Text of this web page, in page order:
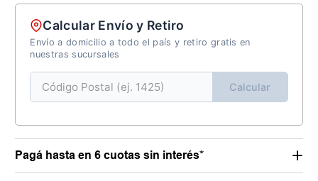
Calcular Envío y Retiro
Envío a domicilio a todo el país y retiro gratis en
nuestras sucursales
Calcular
Pagá hasta en 6 cuotas sin interés*